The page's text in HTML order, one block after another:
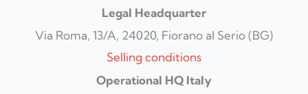
Legal Headquarter
Via Roma, 13/A, 24020, Fiorano al Serio (BG)
Selling conditions
Operational HQ Italy